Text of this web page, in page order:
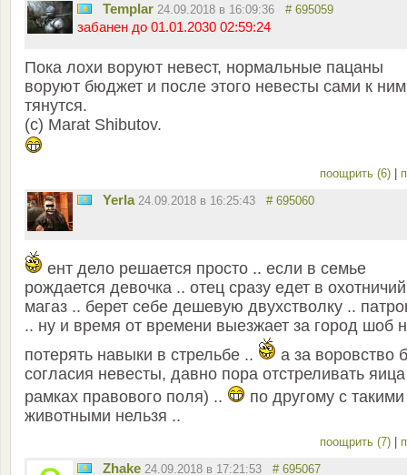
Templar 24.09.2018 в 16:09:36 # 695059
забанен до 01.01.2030 02:59:24
Пока лохи воруют невест, нормальные пацаны
воруют бюджет и после этого невесты сами к ним
тянутся.
(с) Marat Shibutov.
поощрить (6)
Yerla 24.09.2018 в 16:25:43 # 695060
ент дело решается просто .. если в семье
рождается девочка .. отец сразу едет в охотничий
магаз .. берет себе дешевую двухстволку ..
.. ну и время от времени выезжает за город шоб
потерять навыки в стрельбе ..
а за воровство
согласия невесты, давно пора отстреливать
рамках правового поля) ..
по другому с такими
животными нельзя ..
поощрить (7)
Zhake 24.09.2018 в 17:21:53 # 695067